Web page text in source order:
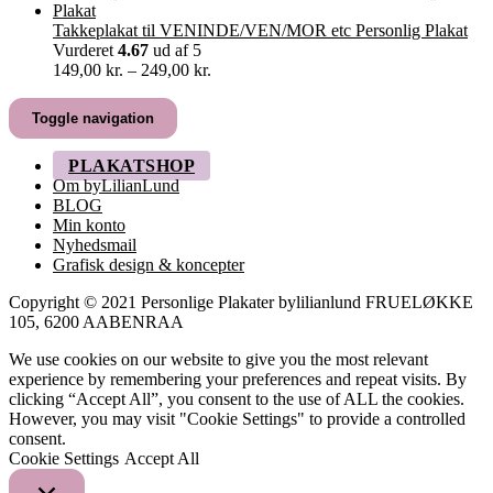
419,00 kr.
Takkeplakat til VENINDE/VEN/MOR etc Personlig Plakat
Vurderet 4.67 ud af 5
149,00 kr. – 249,00 kr.
Toggle navigation
PLAKATSHOP
Om byLilianLund
BLOG
Min konto
Nyhedsmail
Grafisk design & koncepter
Copyright © 2021 Personlige Plakater bylilianlund FRUELØKKE
105, 6200 AABENRAA
We use cookies on our website to give you the most relevant
experience by remembering your preferences and repeat visits. By
clicking “Accept All”, you consent to the use of ALL the cookies.
However, you may visit "Cookie Settings" to provide a controlled
consent.
Cookie Settings Accept All